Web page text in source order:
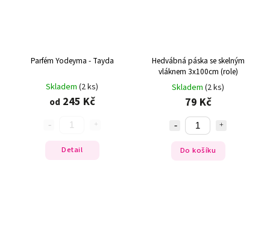
Parfém Yodeyma - Tayda
Skladem (2 ks)
od 245 Kč
Detail
Hedvábná páska se skelným
vláknem 3x100cm (role)
Skladem (2 ks)
79 Kč
Do košíku